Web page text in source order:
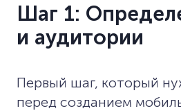
Шаг 1:
и аудитории
Первый шаг, который
перед созданием